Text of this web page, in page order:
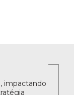
impactando